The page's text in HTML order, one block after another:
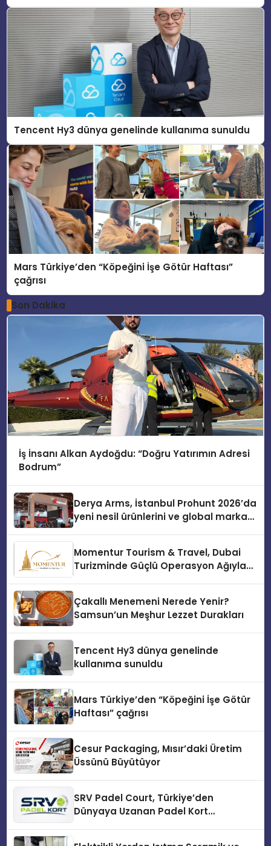
Tencent Hy3 dünya genelinde kullanıma sunuldu
Mars Türkiye’den “Köpeğini İşe Götür Haftası”
çağrısı
Son Dakika
İş İnsanı Alkan Aydoğdu: “Doğru Yatırımın Adresi
Bodrum”
Derya Arms, İstanbul Prohunt 2026’da
yeni nesil ürünlerini ve global marka
Momentur Tourism & Travel, Dubai
Turizminde Güçlü Operasyon Ağıyla
Çakallı Menemeni Nerede Yenir?
Samsun’un Meşhur Lezzet Durakları
Tencent Hy3 dünya genelinde
kullanıma sunuldu
Mars Türkiye’den “Köpeğini İşe Götür
Haftası” çağrısı
Cesur Packaging, Mısır’daki Üretim
Üssünü Büyütüyor
SRV Padel Court, Türkiye’den
Dünyaya Uzanan Padel Kort